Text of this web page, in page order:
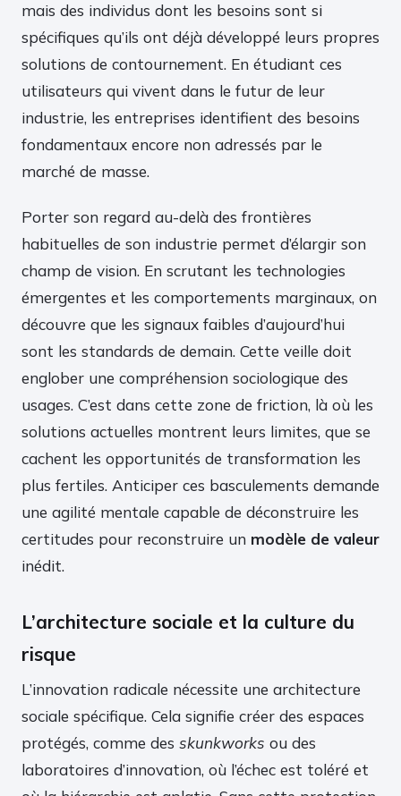
mais des individus dont les besoins sont si
spécifiques qu’ils ont déjà développé leurs propres
solutions de contournement. En étudiant ces
utilisateurs qui vivent dans le futur de leur
industrie, les entreprises identifient des besoins
fondamentaux encore non adressés par le
marché de masse.
Porter son regard au-delà des frontières
habituelles de son industrie permet d’élargir son
champ de vision. En scrutant les technologies
émergentes et les comportements marginaux, on
découvre que les signaux faibles d’aujourd’hui
sont les standards de demain. Cette veille doit
englober une compréhension sociologique des
usages. C’est dans cette zone de friction, là où les
solutions actuelles montrent leurs limites, que se
cachent les opportunités de transformation les
plus fertiles. Anticiper ces basculements demande
une agilité mentale capable de déconstruire les
certitudes pour reconstruire un modèle de valeur
inédit.
L’architecture sociale et la culture du
risque
L’innovation radicale nécessite une architecture
sociale spécifique. Cela signifie créer des espaces
protégés, comme des skunkworks ou des
laboratoires d’innovation, où l’échec est toléré et